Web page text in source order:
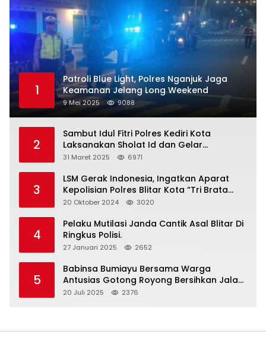
1
Patroli Blue Light, Polres Nganjuk Jaga
Keamanan Jelang Long Weekend
9 Mei 2025 9088
2
Sambut Idul Fitri Polres Kediri Kota
Laksanakan Sholat Id dan Gelar
Halalbihalal
31 Maret 2025 6971
3
LSM Gerak Indonesia, Ingatkan Aparat
Kepolisian Polres Blitar Kota “Tri Brata
Polri” Harus Diamalkan
20 Oktober 2024 3020
4
Pelaku Mutilasi Janda Cantik Asal Blitar Di
Ringkus Polisi.
27 Januari 2025 2652
5
Babinsa Bumiayu Bersama Warga
Antusias Gotong Royong Bersihkan Jalan
Dusun Banaran
20 Juli 2025 2376